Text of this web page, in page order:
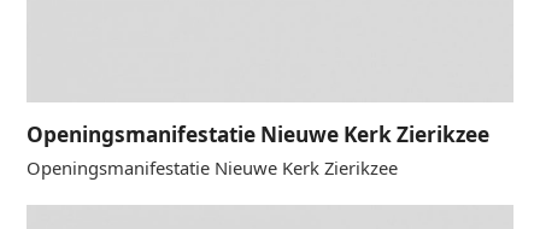
Openingsmanifestatie Nieuwe Kerk Zierikzee
Openingsmanifestatie Nieuwe Kerk Zierikzee